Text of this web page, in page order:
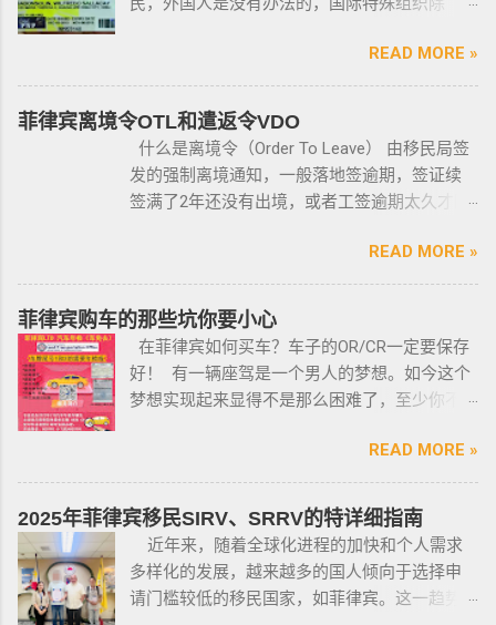
格，例如，枪支的所有权，由菲律宾国家警察
局的枪支和爆炸物部门监管，该部门先进行背
景调查，再向申请人发放枪支许可证，如果想
获得枪支，这个审核的过程是必不可少的。 在
菲律宾申请合法持有枪支，申请人必须年满21
岁，并且通过背景调查，才能获得持有执照。
申请过程还包括通过药物测试丶获得法庭许可
丶精神病学检查丶国家警察许可丶参加菲律宾
宾的相关法律，一些行业的从业人员如律师丶
菲律宾律师协会的成员丶注册会计师丶有资质
的媒体从业人员丶出纳丶银行柜员丶天主教神
父丶基督教牧师丶犹太教拉比丶伊斯兰教阿訇
小型枪械，原因是他们的职业“岌岌可危”。 只有
处于实际的威胁之下，或者由于职业丶专业或
商业性质而处于危险之中的人，才会被认定为
有资格申请。 由于经商需要，存在较高风险成
为犯罪分子目标的商人，也可以申请携带许可
证。 据悉，这些行业的人们必须通过药物和心
READ MORE »
菲律宾离境令OTL和遣返令VDO
什么是离境令（Order To Leave） 由移民局签
发的强制离境通知，一般落地签逾期，签证续
签满了2年还没有出境，或者工签逾期太久才降
工签，47a(2)签证，降签之后，也是带离境令
的，移民局要求必须离境。 多数情况下，被发
离境令，只要在规定时间内离开菲律宾，是不
会上移民局黑名单的。想了解更多最新信息欢
迎联系和咨询我们，微信：BGC998 电报
@BGC998 Whats app：+63 912-0912-222 电
话：0912-0912-222 优先使用TG免验证，咨询
请主动告知咨询项目，菲律宾MAKATI 实体公
什么是遣返令VDO（Voluntary Deportation
Order） 一般都是非法行为导致被遣返，情节比
较严重。例如19-20年，很多客户是非法用落地
签转旅游签。 一般遣返客户都会成为“菲律宾不
READ MORE »
菲律宾购车的那些坑你要小心
在菲律宾如何买车？车子的OR/CR一定要保存
好！ 有一辆座驾是一个男人的梦想。如今这个
梦想实现起来显得不是那么困难了，至少你不
律宾就可以买一辆代步车，所以此贴仅供预算
有限的新人提供参考，大神勿喷。 废话不多
说，菲律宾买车的时候最好选择本地人开的车
行，年限4年内的最好，一般没啥通病，最好自
己去网上搜索，二手车网站也可以，原因我就
不详细说明了，中国人卖的车很多调表 很多有
暗伤才卖； 找到你心爱的车的时候千万不要着
READ MORE »
2025年菲律宾移民SIRV、SRRV的特详细指南
近年来，随着全球化进程的加快和个人需求
多样化的发展，越来越多的国人倾向于选择申
请门槛较低的移民国家，如菲律宾。这一趋势